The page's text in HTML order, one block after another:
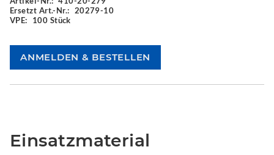
Ersetzt Art.-Nr.: 20279-10
VPE:
100 Stück
Einsatzmaterial